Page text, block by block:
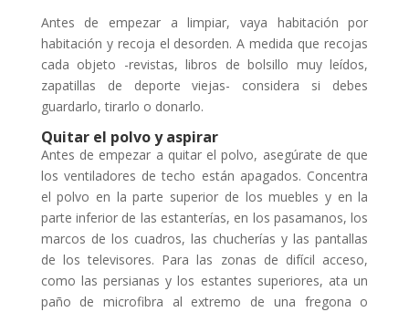
Antes de empezar a limpiar, vaya habitación por
habitación y recoja el desorden. A medida que recojas
cada objeto -revistas, libros de bolsillo muy leídos,
zapatillas de deporte viejas- considera si debes
guardarlo, tirarlo o donarlo.
Quitar el polvo y aspirar
Antes de empezar a quitar el polvo, asegúrate de que
los ventiladores de techo están apagados. Concentra
el polvo en la parte superior de los muebles y en la
parte inferior de las estanterías, en los pasamanos, los
marcos de los cuadros, las chucherías y las pantallas
de los televisores. Para las zonas de difícil acceso,
como las persianas y los estantes superiores, ata un
paño de microfibra al extremo de una fregona o